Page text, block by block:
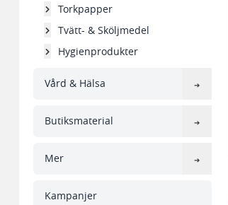
Torkpapper
Tvätt- & Sköljmedel
Hygienprodukter
Vård & Hälsa
Butiksmaterial
Mer
Kampanjer